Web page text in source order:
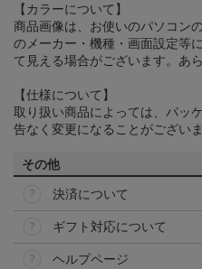
【カラーについて】
商品画像は、お使いのパソコン
のメーカー・機種・画面設定等
て見える場合がございます。あ
【仕様について】
取り扱い商品によっては、パッ
告なく変更になることがございま
その他
決済について
ギフト対応について
ヘルプページ